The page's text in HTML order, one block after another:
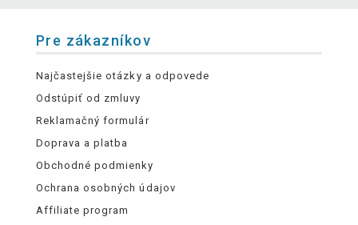
Pre zákazníkov
Najčastejšie otázky a odpovede
Odstúpiť od zmluvy
Reklamačný formulár
Doprava a platba
Obchodné podmienky
Ochrana osobných údajov
Affiliate program